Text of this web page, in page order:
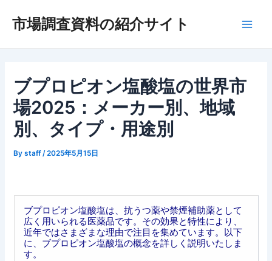
市場調査資料の紹介サイト
ブプロピオン塩酸塩の世界市
場2025：メーカー別、地域
別、タイプ・用途別
Bystaff /2025年5月15日
ブプロピオン塩酸塩は、抗うつ薬や禁煙補助薬として
広く用いられる医薬品です。その効果と特性により、
近年ではさまざまな理由で注目を集めています。以下
に、ブプロピオン塩酸塩の概念を詳しく説明いたしま
す。